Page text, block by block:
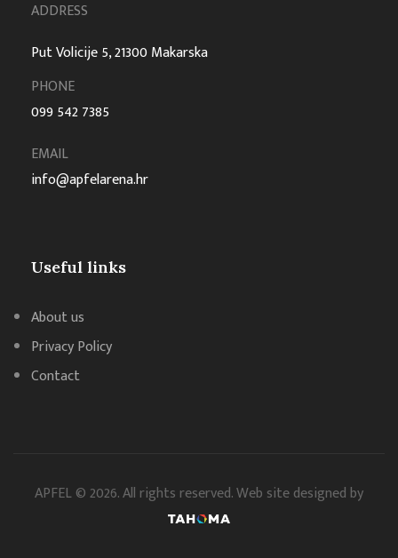
ADDRESS
Put Volicije 5, 21300 Makarska
PHONE
099 542 7385
EMAIL
info@apfelarena.hr
Useful links
About us
Privacy Policy
Contact
APFEL © 2026. All rights reserved. Web site designed by